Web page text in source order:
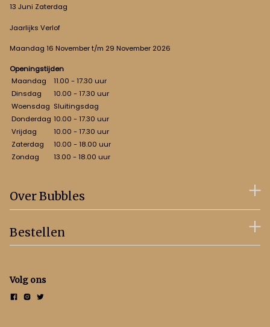
13 Juni Zaterdag
Jaarlijks Verlof
Maandag 16 November t/m 29 November 2026
Openingstijden
Maandag
11.00 - 17.30 uur
Dinsdag
10.00 - 17.30 uur
Woensdag Sluitingsdag
Donderdag 10.00 - 17.30 uur
Vrijdag
10.00 - 17.30 uur
Zaterdag
10.00 - 18.00 uur
Zondag
13.00 - 18.00 uur
Over Bubbles
Bestellen
Volg ons